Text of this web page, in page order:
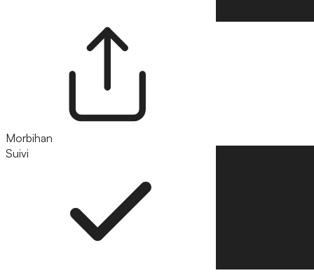
Morbihan
Suivi